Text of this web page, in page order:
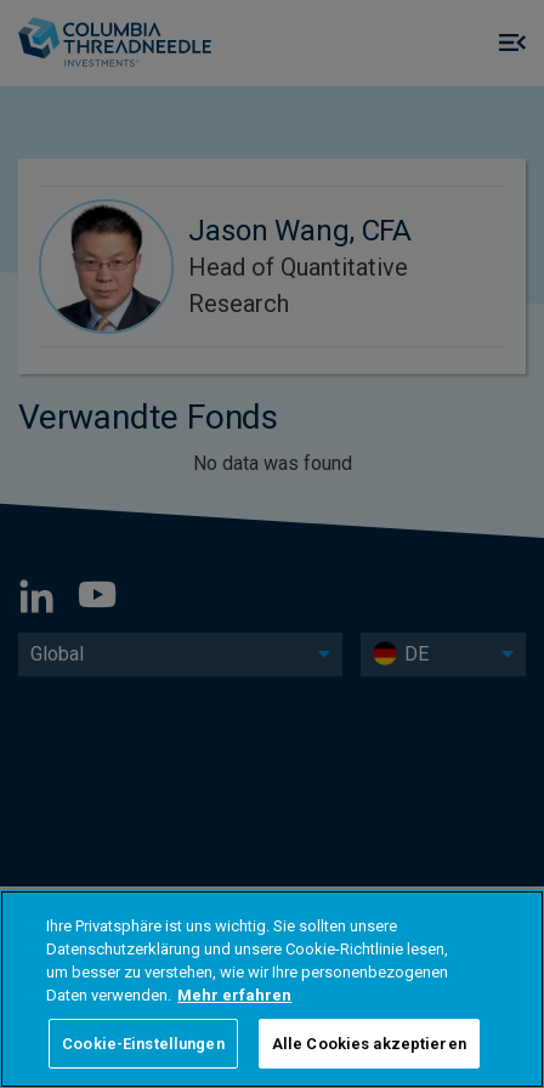
Jason Wang, CFA
Head of Quantitative
Research
Verwandte Fonds
No data was found
Global DE
Ihre Privatsphäre ist uns wichtig. Sie sollten unsere
Datenschutzerklärung und unsere Cookie-Richtlinie lesen,
um besser zu verstehen, wie wir Ihre personenbezogenen
Daten verwenden. Mehr erfahren
Cookie-Einstellungen Alle Cookies akzeptieren